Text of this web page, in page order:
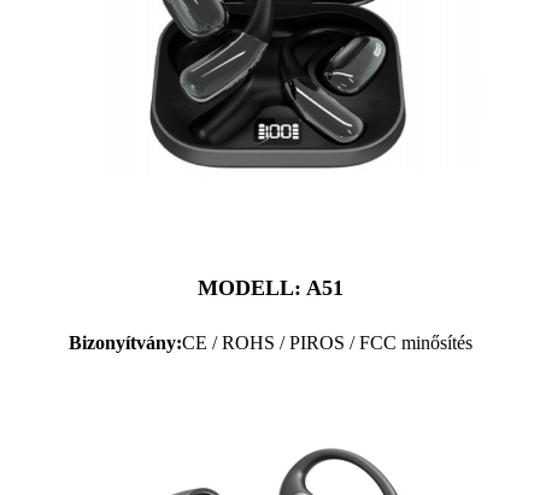
MODELL: A51
Bizonyítvány:CE / ROHS / PIROS / FCC minősítés